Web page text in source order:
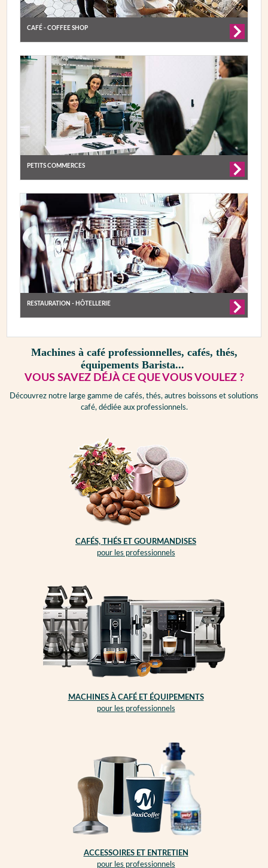
CAFÉ - COFFEE SHOP
PETITS COMMERCES
RESTAURATION - HÔTELLERIE
Machines à café professionnelles, cafés, thés,
équipements Barista...
VOUS SAVEZ DÉJÀ CE QUE VOUS VOULEZ ?
Découvrez notre large gamme de cafés, thés, autres boissons et solutions
café, dédiée aux professionnels.
CAFÉS, THÉS ET GOURMANDISES
pour les professionnels
MACHINES À CAFÉ ET ÉQUIPEMENTS
pour les professionnels
ACCESSOIRES ET ENTRETIEN
pour les professionnels